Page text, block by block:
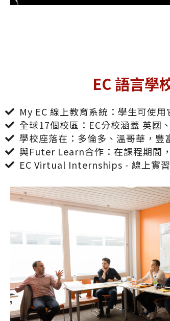
EC 語言學
My EC 線上教育系統：學生可使
全球17個校區：EC分校涵蓋 英國
學校座落在：多倫多、溫哥華，豐
與Futer Learn合作：在課程期間
EC Virtual Internships - 線上實